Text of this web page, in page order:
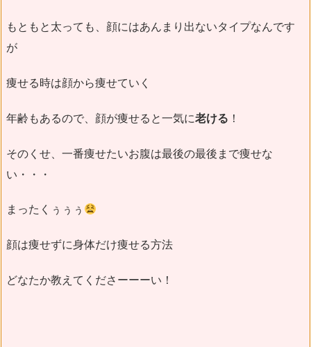
もともと太っても、顔にはあんまり出ないタイプなんです
が
痩せる時は顔から痩せていく
年齢もあるので、顔が痩せると一気に老ける ！
そのくせ、一番痩せたいお腹は最後の最後まで痩せな
い・・・
まったくぅぅぅ
顔は痩せずに身体だけ痩せる方法
どなたか教えてくださーーーい！